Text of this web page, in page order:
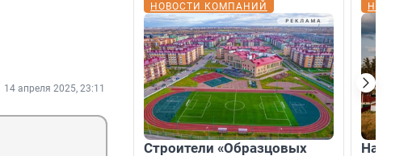
14 апреля 2025, 23:11
НОВОСТИ КОМПАНИЙ
Строители «Образцовых
На